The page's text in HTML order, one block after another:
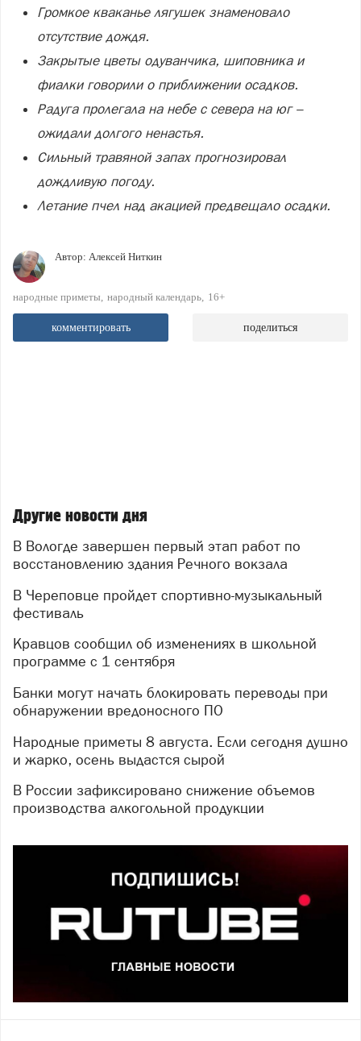
Громкое кваканье лягушек знаменовало
отсутствие дождя.
Закрытые цветы одуванчика, шиповника и
фиалки говорили о приближении осадков.
Радуга пролегала на небе с севера на юг –
ожидали долгого ненастья.
Сильный травяной запах прогнозировал
дождливую погоду.
Летание пчел над акацией предвещало осадки.
Автор: Алексей Ниткин
народные приметы народный календарь 16+
комментировать поделиться
Другие новости дня
В Вологде завершен первый этап работ по
восстановлению здания Речного вокзала
В Череповце пройдет спортивно-музыкальный
фестиваль
Кравцов сообщил об изменениях в школьной
программе с 1 сентября
Банки могут начать блокировать переводы при
обнаружении вредоносного ПО
Народные приметы 8 августа. Если сегодня душно
и жарко, осень выдастся сырой
В России зафиксировано снижение объемов
производства алкогольной продукции